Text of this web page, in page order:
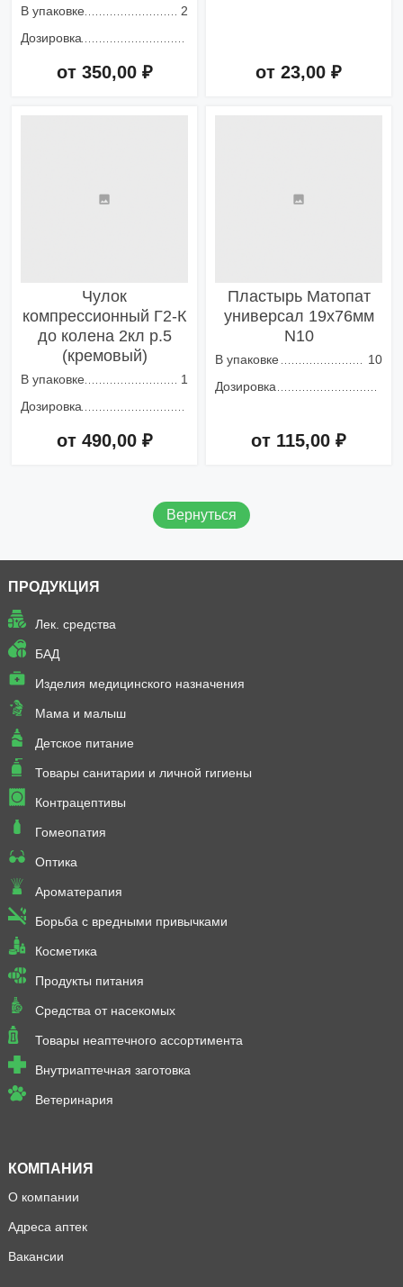
В упаковке
2
Дозировка
от 350,00 ₽ от 23,00 ₽
Чулок
компрессионный Г2-К
до колена 2кл р.5
(кремовый)
В упаковке
1
Дозировка
от 490,00 ₽
Пластырь Матопат
универсал 19х76мм
N10
В упаковке
10
Дозировка
от 115,00 ₽
Вернуться
ПРОДУКЦИЯ
Лек. средства
БАД
Изделия медицинского назначения
Мама и малыш
Детское питание
Товары санитарии и личной гигиены
Контрацептивы
Гомеопатия
Оптика
Ароматерапия
Борьба с вредными привычками
Косметика
Продукты питания
Средства от насекомых
Товары неаптечного ассортимента
Внутриаптечная заготовка
Ветеринария
КОМПАНИЯ
О компании
Адреса аптек
Вакансии